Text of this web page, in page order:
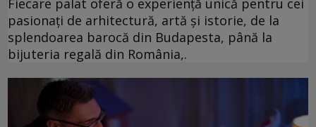
Fiecare palat oferă o experiență unică pentru cei
pasionați de arhitectură, artă și istorie, de la
splendoarea barocă din Budapesta, până la
bijuteria regală din România,.